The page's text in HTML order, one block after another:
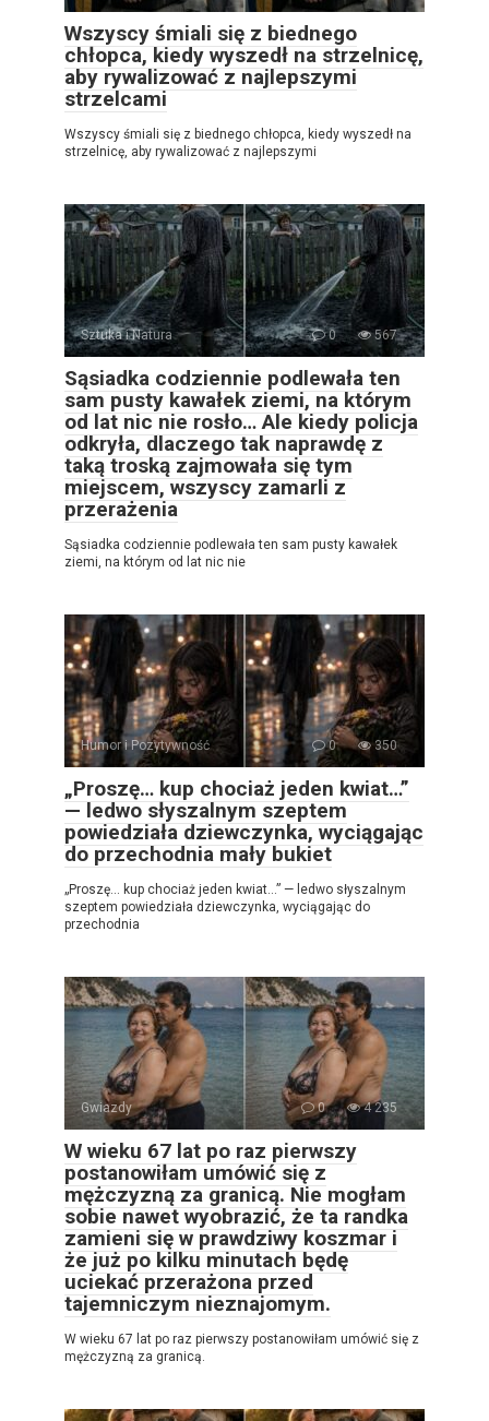
Wszyscy śmiali się z biednego
chłopca, kiedy wyszedł na strzelnicę,
aby rywalizować z najlepszymi
strzelcami
Wszyscy śmiali się z biednego chłopca, kiedy wyszedł na
strzelnicę, aby rywalizować z najlepszymi
Sztuka i Natura 0 567
Sąsiadka codziennie podlewała ten
sam pusty kawałek ziemi, na którym
od lat nic nie rosło… Ale kiedy policja
odkryła, dlaczego tak naprawdę z
taką troską zajmowała się tym
miejscem, wszyscy zamarli z
przerażenia
Sąsiadka codziennie podlewała ten sam pusty kawałek
ziemi, na którym od lat nic nie
Humor i Pozytywność 0 350
„Proszę… kup chociaż jeden kwiat…”
— ledwo słyszalnym szeptem
powiedziała dziewczynka, wyciągając
do przechodnia mały bukiet
„Proszę… kup chociaż jeden kwiat…” — ledwo słyszalnym
szeptem powiedziała dziewczynka, wyciągając do
przechodnia
Gwiazdy 0 4 235
W wieku 67 lat po raz pierwszy
postanowiłam umówić się z
mężczyzną za granicą. Nie mogłam
sobie nawet wyobrazić, że ta randka
zamieni się w prawdziwy koszmar i
że już po kilku minutach będę
uciekać przerażona przed
tajemniczym nieznajomym.
W wieku 67 lat po raz pierwszy postanowiłam umówić się z
mężczyzną za granicą.